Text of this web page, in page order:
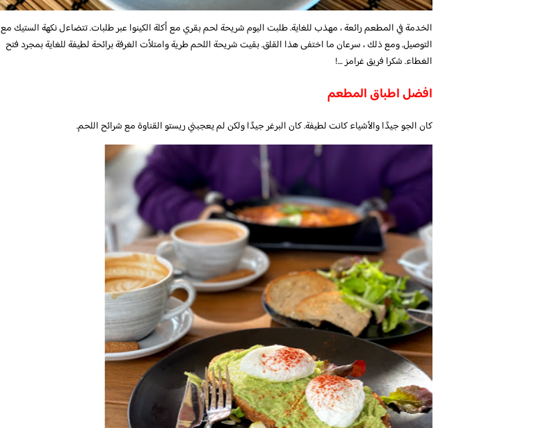
الخدمة في المطعم رائعة ، مهذب للغاية. طلبت اليوم شريحة لحم بقري مع أكلة الكينوا عبر طلبات. تتضاءل نكهة الستيك مع
التوصيل. ومع ذلك ، سرعان ما اختفى هذا القلق. بقيت شريحة اللحم طرية وامتلأت الغرفة برائحة لطيفة للغاية بمجرد فتح
الغطاء. شكرا فريق غرامز …!
افضل اطباق المطعم
كان الجو جيدًا والأشياء كانت لطيفة. كان البرغر جيدًا ولكن لم يعجبني ريستو القناوة مع شرائح اللحم.